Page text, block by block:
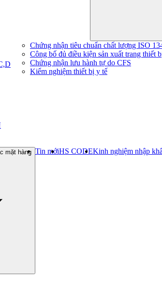
Chứng nhận tiêu chuẩn chất lượng ISO
Công bố đủ điều kiện sản xuất trang thiết
Chứng nhận lưu hành tự do CFS
Kiểm nghiệm thiết bị y tế
mặt hàng Tin mớiHS CODEKinh nghiệm nhập